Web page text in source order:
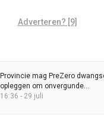
Adverteren? [9]
Provincie mag PreZero
opleggen om onvergunde
sorteerinstallatie
16:36 - 29 juli